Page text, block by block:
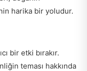
harika bir yoludur.
bir etki bırakır.
teması hakkında